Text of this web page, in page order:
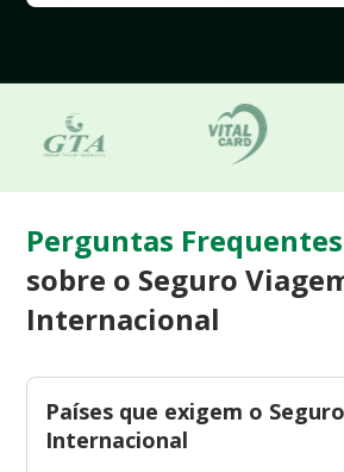
Perguntas
sobre o Seguro
Internacional
Países que exigem o
Internacional